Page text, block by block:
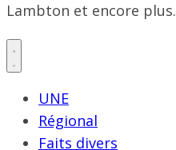
Lambton et encore plus.
UNE
Régional
Faits divers